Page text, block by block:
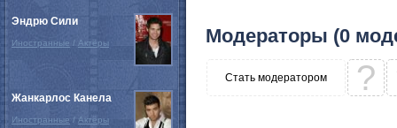
Модераторы (0
Стать модератором ?
Эндрю Сили
Иностранные / Актёры
Жанкарлос Канела
Иностранные / Актёры